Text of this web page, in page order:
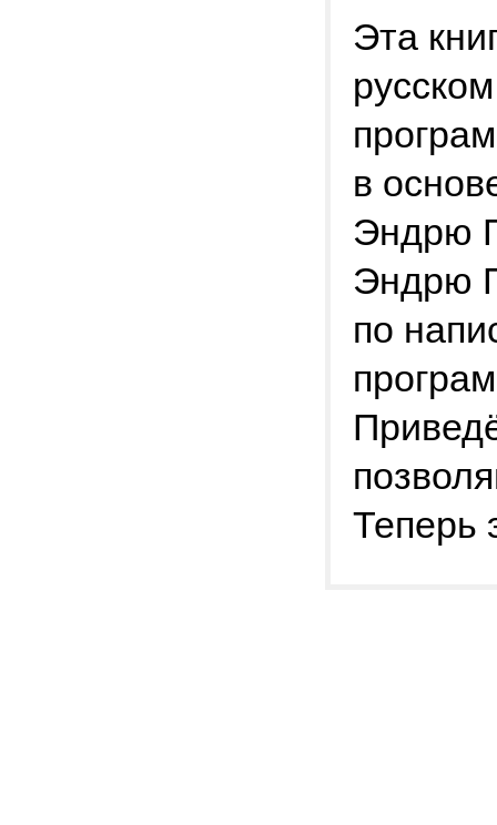
Эта
в
Эндрю
Эндрю
по
Теперь